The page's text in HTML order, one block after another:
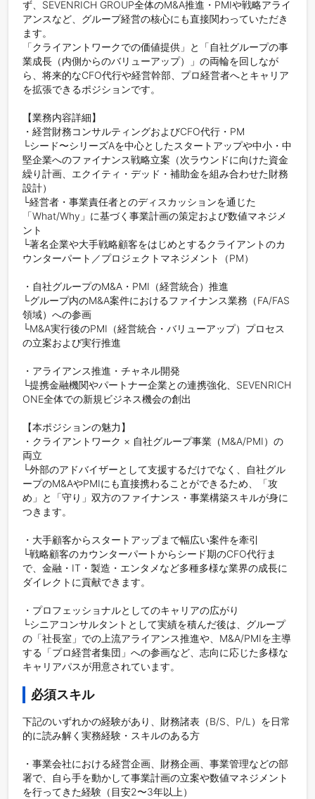
ず、SEVENRICH GROUP全体のM&A推進・PMIや戦略アライ
アンスなど、グループ経営の核心にも直接関わっていただき
ます。
「クライアントワークでの価値提供」と「自社グループの事
業成長（内側からのバリューアップ）」の両輪を回しなが
ら、将来的なCFO代行や経営幹部、プロ経営者へとキャリア
を拡張できるポジションです。
【業務内容詳細】
・経営財務コンサルティングおよびCFO代行・PM
└シード〜シリーズAを中心としたスタートアップや中小・中
堅企業へのファイナンス戦略立案（次ラウンドに向けた資金
繰り計画、エクイティ・デッド・補助金を組み合わせた財務
設計）
└経営者・事業責任者とのディスカッションを通じた
「What/Why」に基づく事業計画の策定および数値マネジメ
ント
└著名企業や大手戦略顧客をはじめとするクライアントのカ
ウンターパート／プロジェクトマネジメント（PM）
・自社グループのM&A・PMI（経営統合）推進
└グループ内のM&A案件におけるファイナンス業務（FA/FAS
領域）への参画
└M&A実行後のPMI（経営統合・バリューアップ）プロセス
の立案および実行推進
・アライアンス推進・チャネル開発
└提携金融機関やパートナー企業との連携強化、SEVENRICH
ONE全体での新規ビジネス機会の創出
【本ポジションの魅力】
・クライアントワーク × 自社グループ事業（M&A/PMI）の
両立
└外部のアドバイザーとして支援するだけでなく、自社グル
ープのM&AやPMIにも直接携わることができるため、「攻
め」と「守り」双方のファイナンス・事業構築スキルが身に
つきます。
・大手顧客からスタートアップまで幅広い案件を牽引
└戦略顧客のカウンターパートからシード期のCFO代行ま
で、金融・IT・製造・エンタメなど多種多様な業界の成長に
ダイレクトに貢献できます。
・プロフェッショナルとしてのキャリアの広がり
└シニアコンサルタントとして実績を積んだ後は、グループ
の「社長室」での上流アライアンス推進や、M&A/PMIを主導
する「プロ経営者集団」への参画など、志向に応じた多様な
キャリアパスが用意されています。
必須スキル
下記のいずれかの経験があり、財務諸表（B/S、P/L）を日常
的に読み解く実務経験・スキルのある方
・事業会社における経営企画、財務企画、事業管理などの部
署で、自ら手を動かして事業計画の立案や数値マネジメント
を行ってきた経験（目安2〜3年以上）